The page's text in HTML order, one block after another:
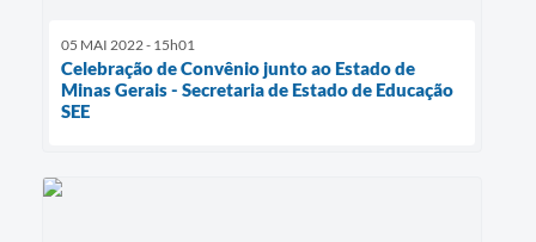
05 MAI 2022 - 15h01
Celebração de Convênio junto ao Estado de
Minas Gerais - Secretaria de Estado de Educação
SEE